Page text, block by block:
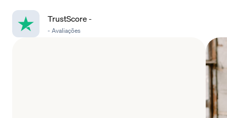
TrustScore-
- Avaliações